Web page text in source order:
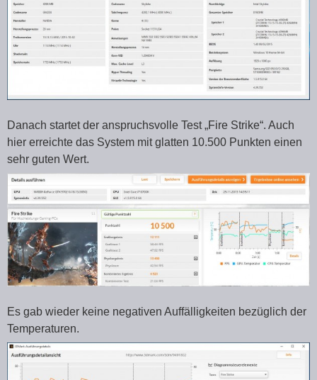
Danach startet der anspruchsvolle Test „Fire Strike“. Auch
hier erreichte das System mit glatten 10.500 Punkten einen
sehr guten Wert.
Es gab wieder keine negativen Auffälligkeiten bezüglich der
Temperaturen.